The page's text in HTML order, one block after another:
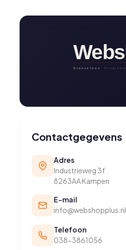
Contactgegevens
Adres
Industrieweg 3f
8263AA Kampen
E-mail
info@webshopplus.nl
Telefoon
038-3861056